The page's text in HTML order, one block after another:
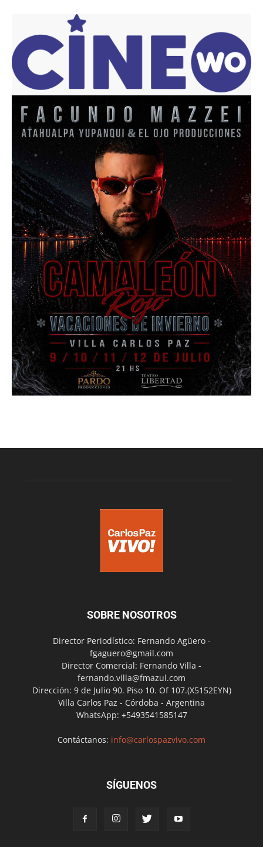
SOBRE NOSOTROS
Director Periodístico: Fernando Agüero -
fgaguero@gmail.com
Director Comercial: Fernando Villa -
fernando.villa@fmazul.com
Dirección: 9 de Julio 90. Piso 10. Of 107.(X5152EYN)
Villa Carlos Paz - Córdoba - Argentina
WhatsApp: +5493541585147
Contáctanos: info@carlospazvivo.com
SÍGUENOS